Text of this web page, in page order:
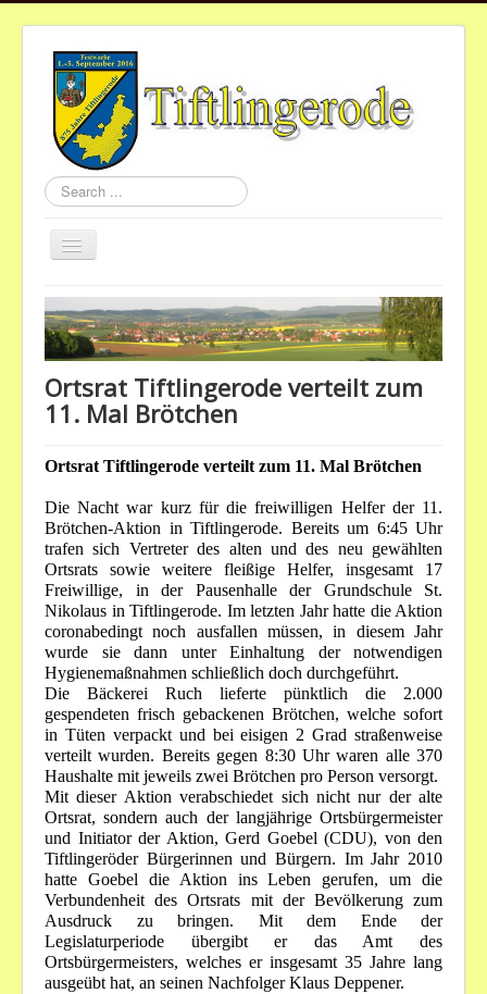
Search
...
Toggle
Navigation
Home
Aktuelles
Vereine
Bilder
Veranstaltungen
Ortsrat Tiftlingerode verteilt zum
11. Mal Brötchen
Ortsrat Tiftlingerode verteilt zum 11. Mal Brötchen
Die Nacht war kurz für die freiwilligen Helfer der 11.
Brötchen-Aktion in Tiftlingerode. Bereits um 6:45 Uhr
trafen sich Vertreter des alten und des neu gewählten
Ortsrats sowie weitere fleißige Helfer, insgesamt 17
Freiwillige, in der Pausenhalle der Grundschule St.
Nikolaus in Tiftlingerode. Im letzten Jahr hatte die Aktion
coronabedingt noch ausfallen müssen, in diesem Jahr
wurde sie dann unter Einhaltung der notwendigen
Hygienemaßnahmen schließlich doch durchgeführt.
Die Bäckerei Ruch lieferte pünktlich die 2.000
gespendeten frisch gebackenen Brötchen, welche sofort
in Tüten verpackt und bei eisigen 2 Grad straßenweise
verteilt wurden. Bereits gegen 8:30 Uhr waren alle 370
Haushalte mit jeweils zwei Brötchen pro Person versorgt.
Mit dieser Aktion verabschiedet sich nicht nur der alte
Ortsrat, sondern auch der langjährige Ortsbürgermeister
und Initiator der Aktion, Gerd Goebel (CDU), von den
Tiftlingeröder Bürgerinnen und Bürgern. Im Jahr 2010
hatte Goebel die Aktion ins Leben gerufen, um die
Verbundenheit des Ortsrats mit der Bevölkerung zum
Ausdruck zu bringen. Mit dem Ende der
Legislaturperiode übergibt er das Amt des
Ortsbürgermeisters, welches er insgesamt 35 Jahre lang
ausgeübt hat, an seinen Nachfolger Klaus Deppener.